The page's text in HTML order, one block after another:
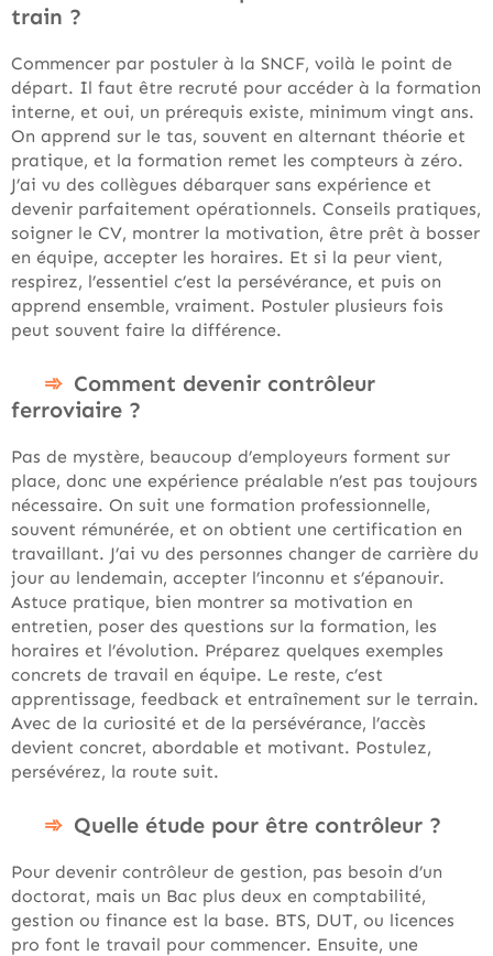
train ?
Commencer par postuler à la SNCF, voilà le point de
départ. Il faut être recruté pour accéder à la formation
interne, et oui, un prérequis existe, minimum vingt ans.
On apprend sur le tas, souvent en alternant théorie et
pratique, et la formation remet les compteurs à zéro.
J’ai vu des collègues débarquer sans expérience et
devenir parfaitement opérationnels. Conseils pratiques,
soigner le CV, montrer la motivation, être prêt à bosser
en équipe, accepter les horaires. Et si la peur vient,
respirez, l’essentiel c’est la persévérance, et puis on
apprend ensemble, vraiment. Postuler plusieurs fois
peut souvent faire la différence.
Comment devenir contrôleur
ferroviaire ?
Pas de mystère, beaucoup d’employeurs forment sur
place, donc une expérience préalable n’est pas toujours
nécessaire. On suit une formation professionnelle,
souvent rémunérée, et on obtient une certification en
travaillant. J’ai vu des personnes changer de carrière du
jour au lendemain, accepter l’inconnu et s’épanouir.
Astuce pratique, bien montrer sa motivation en
entretien, poser des questions sur la formation, les
horaires et l’évolution. Préparez quelques exemples
concrets de travail en équipe. Le reste, c’est
apprentissage, feedback et entraînement sur le terrain.
Avec de la curiosité et de la persévérance, l’accès
devient concret, abordable et motivant. Postulez,
persévérez, la route suit.
Quelle étude pour être contrôleur ?
Pour devenir contrôleur de gestion, pas besoin d’un
doctorat, mais un Bac plus deux en comptabilité,
gestion ou finance est la base. BTS, DUT, ou licences
pro font le travail pour commencer. Ensuite, une